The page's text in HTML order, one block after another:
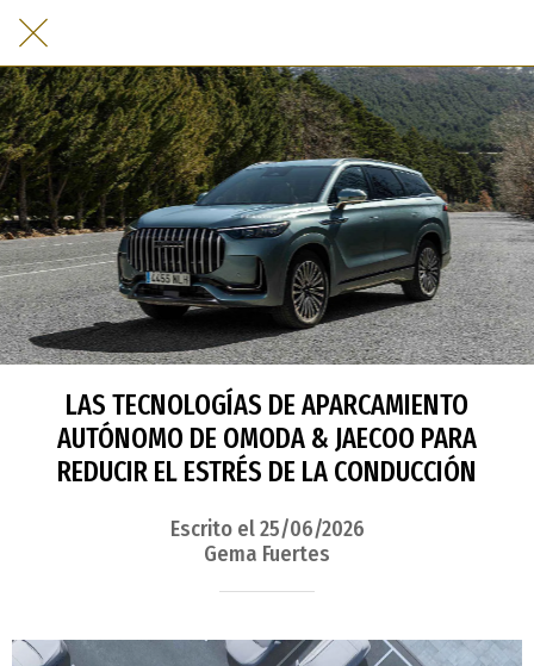
LAS TECNOLOGÍAS DE APARCAMIENTO
AUTÓNOMO DE OMODA & JAECOO PARA
REDUCIR EL ESTRÉS DE LA CONDUCCIÓN
Escrito el 25/06/2026
Gema Fuertes